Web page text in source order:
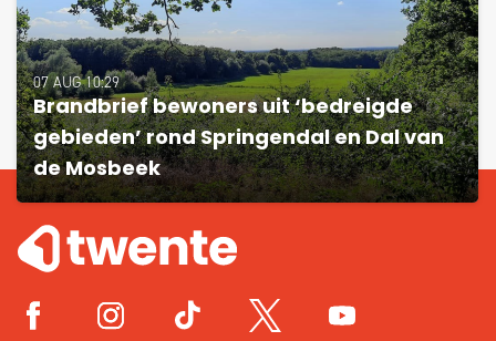
07 AUG 10:29
Brandbrief bewoners uit ‘bedreigde
gebieden’ rond Springendal en Dal van
de Mosbeek